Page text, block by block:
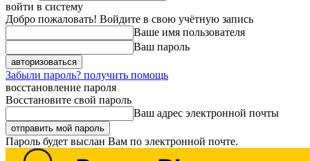
войти в систему
Добро пожаловать! Войдите в свою учётную запись
Ваше имя пользователя
Ваш пароль
Забыли пароль? получить помощь
восстановление пароля
Восстановите свой пароль
Ваш адрес электронной почты
Пароль будет выслан Вам по электронной почте.